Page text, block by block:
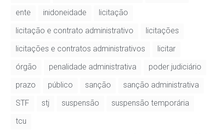
ente
inidoneidade
licitação
licitação e contrato administrativo
licitações
licitações e contratos administrativos
licitar
órgão
penalidade administrativa
poder judiciário
prazo
público sanção
sanção administrativa
STF
stj suspensão
suspensão temporária
tcu